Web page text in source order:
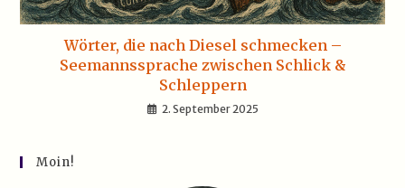
Wörter, die nach Diesel schmecken –
Seemannssprache zwischen Schlick &
Schleppern
2. September 2025
Moin!